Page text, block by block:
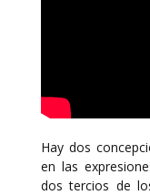
Hay dos
en las
dos tercios de